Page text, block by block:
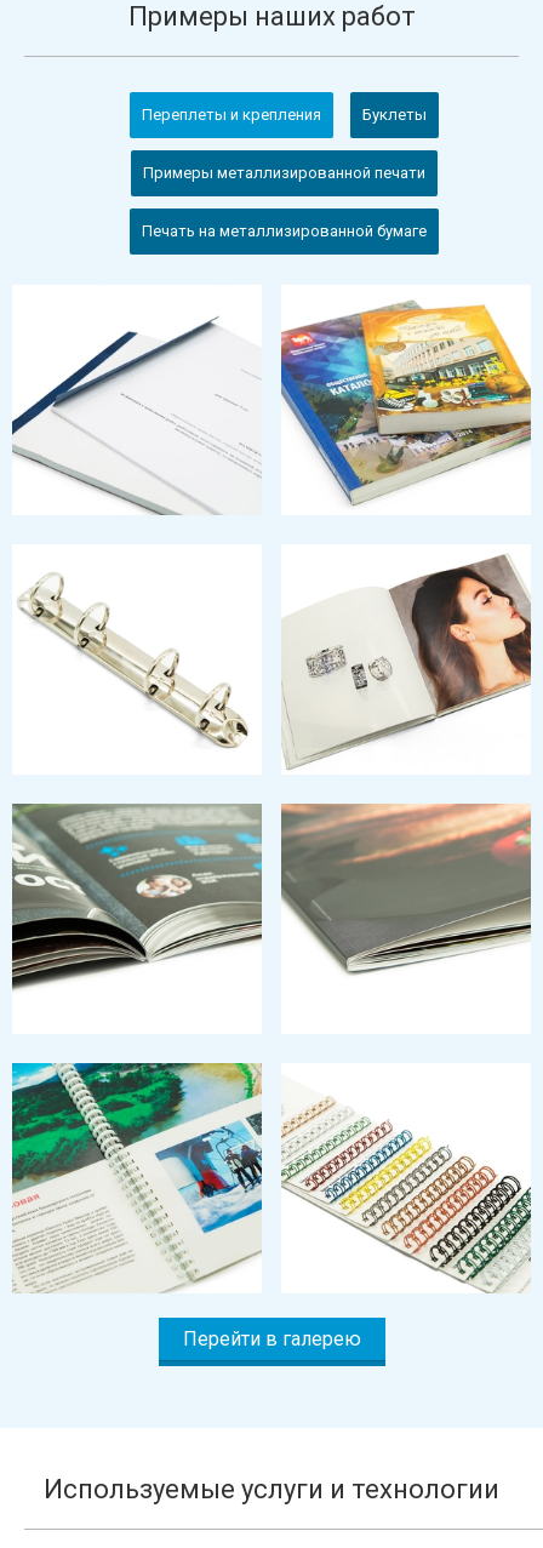
Примеры наших работ
Переплеты и крепления Буклеты
Примеры металлизированной печати
Печать на металлизированной бумаге
Перейти в галерею
Используемые услуги и технологии